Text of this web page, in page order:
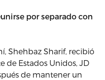
por separado con
Shehbaz Sharif, recibió
de Estados Unidos, JD
de mantener un